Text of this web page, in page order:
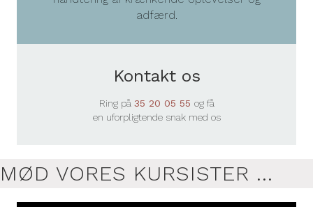
adfærd.
Kontakt os
Ring på 35 20 05 55 og få
en uforpligtende snak med os
MØD VORES KURSISTER ...